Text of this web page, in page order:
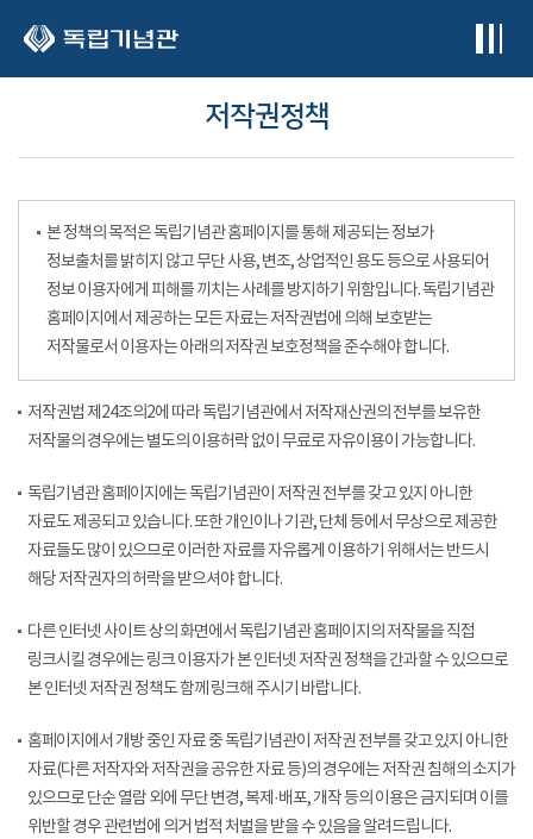
저작권정책
본 정책의 목적은 독립기념관 홈페이지를 통해 제공되는 정보가
정보출처를 밝히지 않고 무단 사용, 변조, 상업적인 용도 등으로 사용되어
정보 이용자에게 피해를 끼치는 사례를 방지하기 위함입니다. 독립기념관
홈페이지에서 제공하는 모든 자료는 저작권법에 의해 보호받는
저작물로서 이용자는 아래의 저작권 보호정책을 준수해야 합니다.
저작권법 제24조의2에 따라 독립기념관에서 저작재산권의 전부를 보유한
저작물의 경우에는 별도의 이용허락 없이 무료로 자유이용이 가능합니다.
독립기념관 홈페이지에는 독립기념관이 저작권 전부를 갖고 있지 아니한
자료도 제공되고 있습니다. 또한 개인이나 기관, 단체 등에서 무상으로 제공한
자료들도 많이 있으므로 이러한 자료를 자유롭게 이용하기 위해서는 반드시
해당 저작권자의 허락을 받으셔야 합니다.
다른 인터넷 사이트 상의 화면에서 독립기념관 홈페이지의 저작물을 직접
링크시킬 경우에는 링크 이용자가 본 인터넷 저작권 정책을 간과할 수 있으므로
본 인터넷 저작권 정책도 함께 링크해 주시기 바랍니다.
홈페이지에서 개방 중인 자료 중 독립기념관이 저작권 전부를 갖고 있지 아니한
자료(다른 저작자와 저작권을 공유한 자료 등)의 경우에는 저작권 침해의 소지가
있으므로 단순 열람 외에 무단 변경, 복제·배포, 개작 등의 이용은 금지되며 이를
위반할 경우 관련법에 의거 법적 처벌을 받을 수 있음을 알려드립니다.